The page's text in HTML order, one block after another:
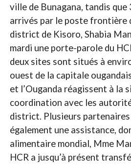
ville de Bunagana, tandis
arrivés par le poste frontière
district de Kisoro, Shabia
mardi une porte-parole du
deux sites sont situés à
ouest de la capitale
et l’Ouganda réagissent à la
coordination avec les
district. Plusieurs
également une assistance,
alimentaire mondial, Mme
HCR a jusqu’à présent